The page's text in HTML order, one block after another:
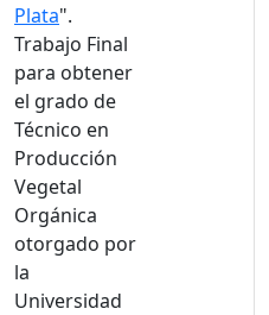
Plata".
Trabajo Final
para obtener
el grado de
Técnico en
Producción
Vegetal
Orgánica
otorgado por
la
Universidad